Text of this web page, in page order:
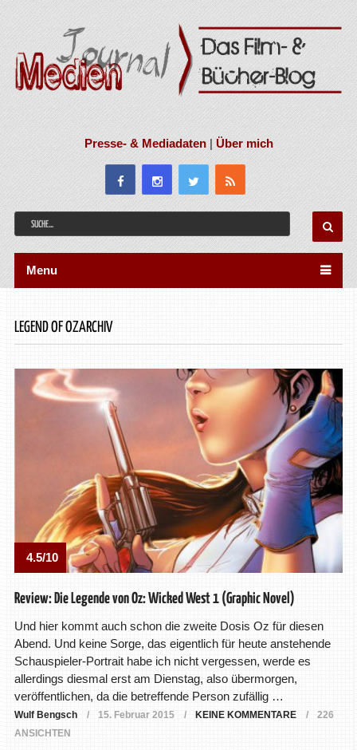
Presse- & Mediadaten|Über mich
Menu
LEGEND OF OZARCHIV
4.5/10
Review: Die Legende von Oz: Wicked West 1 (Graphic Novel)
Und hier kommt auch schon die zweite Dosis Oz für diesen
Abend. Und keine Sorge, das eigentlich für heute anstehende
Schauspieler-Portrait habe ich nicht vergessen, werde es
allerdings diesmal erst am Dienstag, also übermorgen,
veröffentlichen, da die betreffende Person zufällig …
Wulf Bengsch 15. Februar 2015 KEINE KOMMENTARE
226
ANSICHTEN